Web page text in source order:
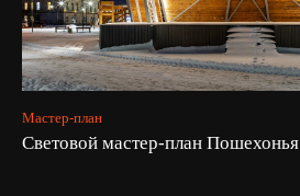
Мастер-план
Световой мастер-план Пошехонья